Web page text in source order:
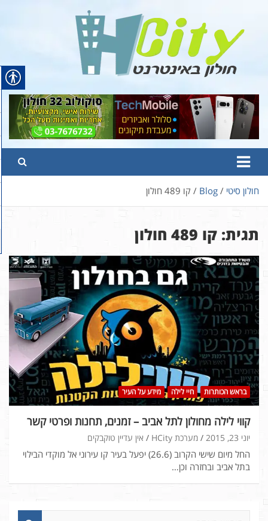
content
Hcity – חולון באינטרנט
פורטל החדשות והמידע של חולון
חולון סיטי Blog קו 489 חולון
תגית: קו 489 חולון
בראש הכותרות חיי לילה מידע על העיר
קווי לילה מחולון לתל אביב – זמנים, תחנות ופרטי קשר
יוני 23, 2015 מערכת HCity אין עדיין טוקבקים
החל מיום שישי הקרוב (26.6) יפעל בעיר קו עירוני אל מוקדי הבילוי
בתל אביב ובחזרה וכן…